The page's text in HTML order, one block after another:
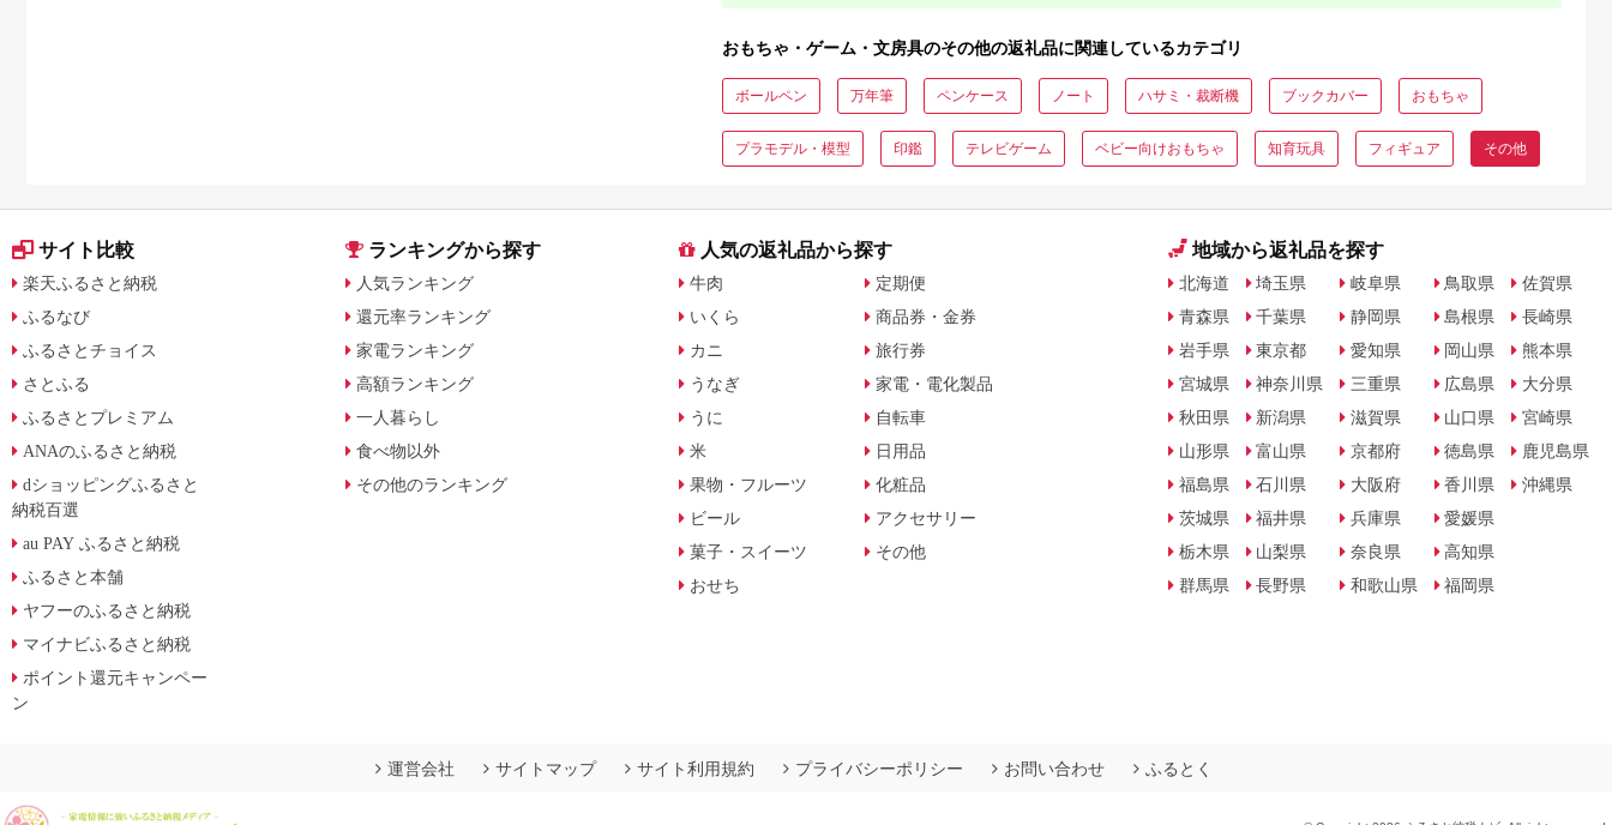
【1547764】
おもちゃ・ゲーム・文房具のその他の返礼品に関連しているカテゴリ
ボールペン 万年筆 ペンケース ノート ハサミ・裁断機 ブックカバー おもちゃ
プラモデル・模型 印鑑 テレビゲーム ベビー向けおもちゃ 知育玩具 フィギュア その他
サイト比較
楽天ふるさと納税
ふるなび
ふるさとチョイス
さとふる
ふるさとプレミアム
ANAのふるさと納税
dショッピングふるさと
納税百選
au PAY ふるさと納税
ふるさと本舗
ヤフーのふるさと納税
マイナビふるさと納税
ポイント還元キャンペー
ン
ランキングから探す
人気ランキング
還元率ランキング
家電ランキング
高額ランキング
一人暮らし
食べ物以外
その他のランキング
人気の返礼品から探す
牛肉
いくら
カニ
うなぎ
うに
米
果物・フルーツ
ビール
菓子・スイーツ
おせち
定期便
商品券・金券
旅行券
家電・電化製品
自転車
日用品
化粧品
アクセサリー
その他
地域から返礼品を探す
北海道
青森県
岩手県
宮城県
秋田県
山形県
福島県
茨城県
栃木県
群馬県
埼玉県
千葉県
東京都
神奈川県
新潟県
富山県
石川県
福井県
山梨県
長野県
岐阜県
静岡県
愛知県
三重県
滋賀県
京都府
大阪府
兵庫県
奈良県
和歌山県
鳥取県
島根県
岡山県
広島県
山口県
徳島県
香川県
愛媛県
高知県
福岡県
佐賀県
長崎県
熊本県
大分県
宮崎県
鹿児島県
沖縄県
運営会社 サイトマップ サイト利用規約 プライバシーポリシー お問い合わせ ふるとく